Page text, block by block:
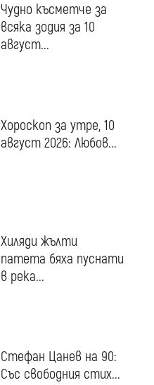
Чудно късметче за
всяка зодия за 10
август...
Хороскоп за утре, 10
август 2026: Любов...
Хиляди жълти
патета бяха пуснати
в река...
Стефан Цанев на 90:
Със свободния стих...